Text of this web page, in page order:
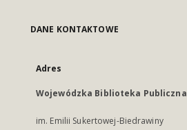
DANE KONTAKTOWE
Adres
Wojewódzka Biblioteka Publiczna
im. Emilii Sukertowej-Biedrawiny